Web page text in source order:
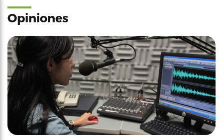
Opiniones